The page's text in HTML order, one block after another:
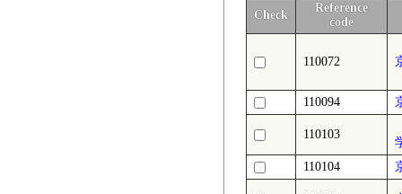
Check
Reference
code
110072
110094
110103
110104